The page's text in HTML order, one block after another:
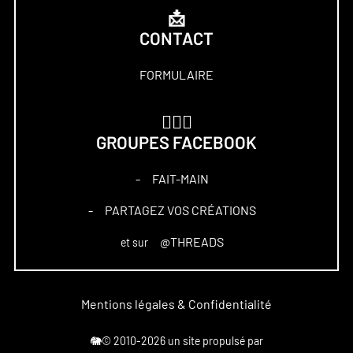
📩
CONTACT
FORMULAIRE
GROUPES FACEBOOK
– FAIT-MAIN
– PARTAGEZ VOS CRÉATIONS
et sur @THREADS
Mentions légales & Confidentialité
🐘© 2010-2026 un site propulsé par